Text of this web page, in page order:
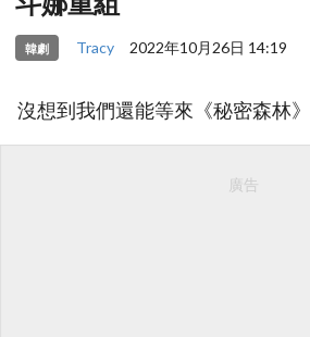
韓劇 Tracy 2022年10月26日 14:19
沒想到我們還能等來《秘密森林》
廣告